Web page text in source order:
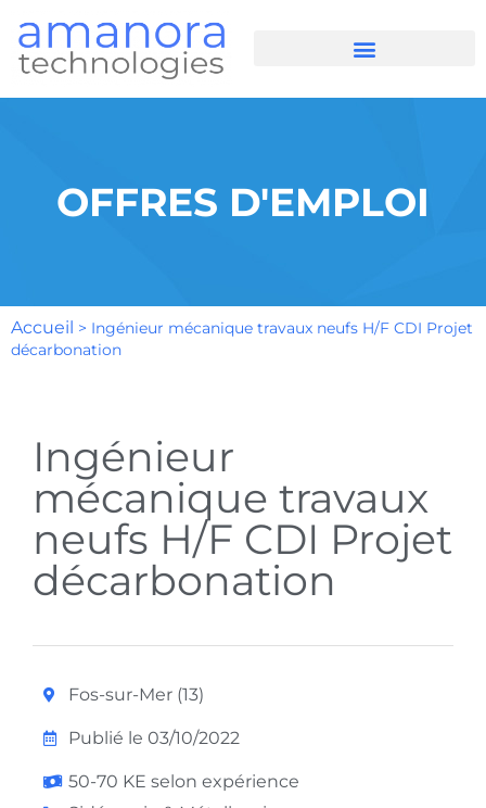
OFFRES D'EMPLOI
Accueil > Ingénieur mécanique travaux neufs H/F CDI Projet
décarbonation
Ingénieur
mécanique travaux
neufs H/F CDI Projet
décarbonation
Fos-sur-Mer (13)
Publié le 03/10/2022
50-70 KE selon expérience